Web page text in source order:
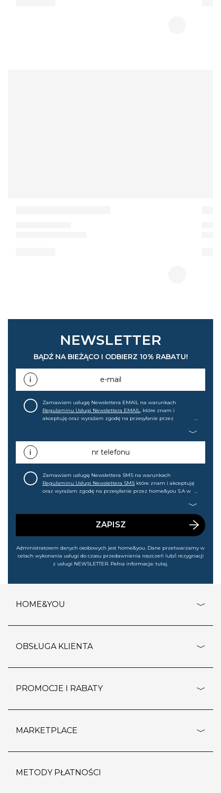
NEWSLETTER
BĄDŹ NA BIEŻĄCO I ODBIERZ 10% RABATU!
e-mail
Zamawiam usługę Newslettera EMAIL na warunkach
Regulaminu Usługi Newslettera EMAIL, które znam i
akceptuję oraz wyrażam zgodę na przesyłanie przez
promocjach, wyprzedażach). Wiem, że mogę tę zgodę w
każdej chwili cofnąć.nr telefonu
Zamawiam usługę Newslettera SMS na warunkach
Regulaminu Usługi Newslettera SMS które znam i akceptuję
oraz wyrażam zgodę na przesyłanie przez home&you S.A w
wyprzedażach). Wiem, że mogę tę zgodę w każdej chwili
ZAPISZ
Administratorem danych osobowych jest home&you. Dane przetwarzamy w
celach wykonania usługi do czasu przedawnienia roszczeń lub/i rezygnacji
z usługi NEWSLETTER. Pełna informacja: tutaj.
HOME&YOU
o firmie
polityka prywatności
kontakt
OBSŁUGA KLIENTA
dostawy i płatność
wypis z subskrypcji
regulamin sklepu
pozostałe regulaminy
PROMOCJE I RABATY
outlet
regulaminy promocji
MARKETPLACE
strefa marek
METODY PŁATNOŚCI